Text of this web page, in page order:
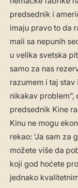
predsednik i
imaju pravo to da
mali sa nepunih
u velika svetska
samo za nas
razumem i taj stav
nikakav problem”,
predsednik Kine
Kinu ne mogu
rekao: ‘Ja sam za
možete više da
koji god hoćete
jednako